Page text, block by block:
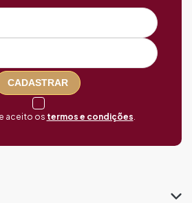
CADASTRAR
aceito os termos e condições